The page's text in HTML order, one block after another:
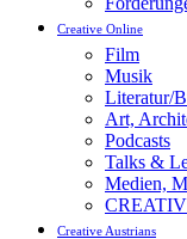
Creative Online
Film
Musik
Literatur/
Art,
Podcasts
Talks &
Medien,
Creative Austrians